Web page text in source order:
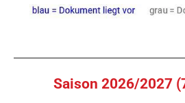
Saison 2026/2027